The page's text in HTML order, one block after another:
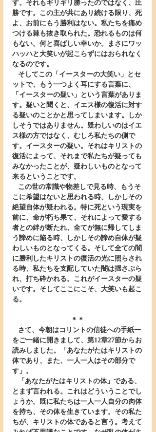
す。それもギリギリ勝ったのではなく、圧
勝です。この主が共にあり続ける限り、死
よ、お前にもう勝利はない。私たちを痛め
つける棘も抜き取られた。恐れるものは何
もない。何と喜ばしい幸いか。まさにワッ
ハッハと大笑いが起こらずにはおられなく
なるのです。
ットで、もう一つよく耳にする言葉に、
「イースターの疑い」という言葉がありま
す。疑いと聞くと、イエス様の復活に対す
る疑いのことかと思ってしまいます。しか
しそうではありません。疑わしいのはイエ
ス様の方ではなく、むしろ私たちの側で
す。イースターの疑い。それはキリストの
復活によって、それまで私たちが疑っても
みなかったことが、疑わしいものとなって
来るということです。
こに希望はないと思われる時、しかしその
絶望自体が疑われる。特に死という現実を
前に、命が朽ち果て、それによって愛する
者との絆が断たれ、全てが無に帰してしま
う諦めに陥る時、しかしその諦め自体が疑
わしいものとなってくる。そして全ての闇
に勝利したキリストの復活の光に照らされ
る時、私たちを支配していた闇は揺さぶら
れ、打ち砕かれる。これがイースターの疑
いです。そしてここにこそ、大笑いも起こ
る。
＊＊
をご一緒に開きまして、第12章27節からお
読みしました。「あなたがたはキリストの
体であり、また、一人一人はその部分で
す」。
とまず言われる。これはどういうことでし
ょうか。既に私たちは一人一人自分の肉体
を持ち、その体を生きています。その私た
ちが、キリストの体であると言う。考えて